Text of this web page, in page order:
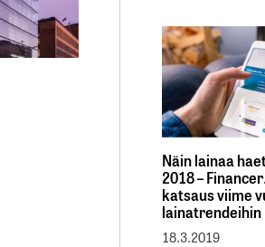
Näin lainaa
2018 –
katsaus viime
lainatrendeihin
18.3.2019